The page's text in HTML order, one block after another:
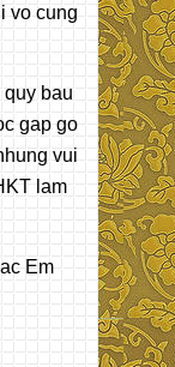
vo cung
bau
gap go
vui
lam
Em